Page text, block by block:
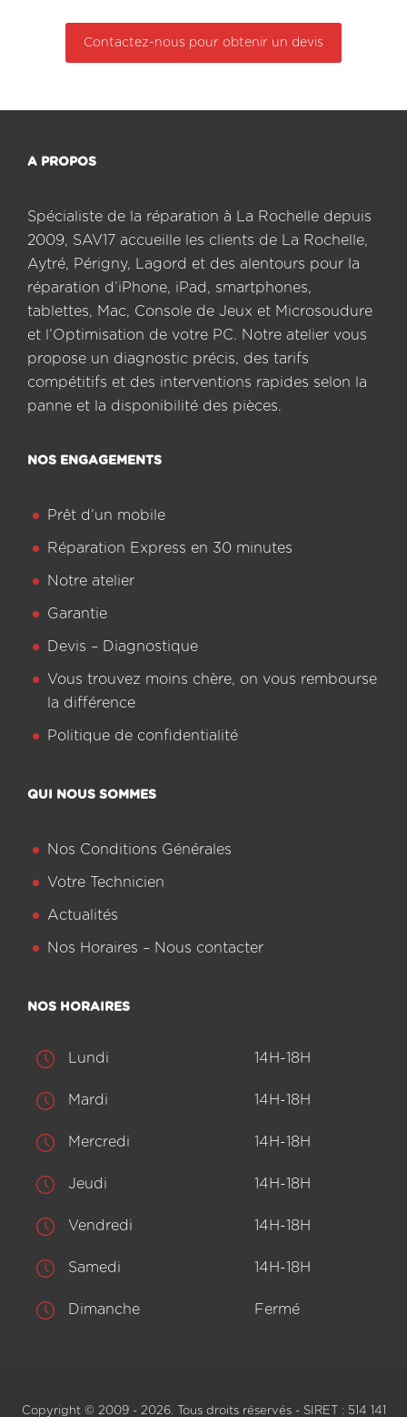
Contactez-nous pour obtenir un devis
A PROPOS
Spécialiste de la réparation à La Rochelle depuis
2009, SAV17 accueille les clients de La Rochelle,
Aytré, Périgny, Lagord et des alentours pour la
réparation d’iPhone, iPad, smartphones,
tablettes, Mac, Console de Jeux et Microsoudure
et l’Optimisation de votre PC. Notre atelier vous
propose un diagnostic précis, des tarifs
compétitifs et des interventions rapides selon la
panne et la disponibilité des pièces.
NOS ENGAGEMENTS
Prêt d’un mobile
Réparation Express en 30 minutes
Notre atelier
Garantie
Devis – Diagnostique
Vous trouvez moins chère, on vous rembourse
la différence
Politique de confidentialité
QUI NOUS SOMMES
Nos Conditions Générales
Votre Technicien
Actualités
Nos Horaires – Nous contacter
NOS HORAIRES
Lundi 14H-18H
Mardi 14H-18H
Mercredi 14H-18H
Jeudi 14H-18H
Vendredi 14H-18H
Samedi 14H-18H
Dimanche Fermé
Copyright © 2009 - 2026. Tous droits réservés - SIRET : 514 141